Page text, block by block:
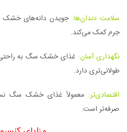
سلامت دندان‌ها: جویدن دانه‌های خشک
جرم کمک می‌کند.
نگهداری آسان: غذای خشک سگ به راحتی
طولانی‌تری دارد.
اقتصادی‌تر: معمولاً غذای خشک سگ
صرفه‌تر است.